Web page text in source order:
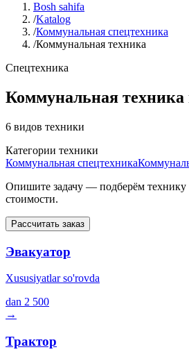
Bosh sahifa
/Katalog
/Коммунальная спецтехника
/Коммунальная техника
Спецтехника
Коммунальная техника
6 видов техники
Категории техники
Коммунальная спецтехника
Опишите задачу — подберём
стоимости.
Рассчитать заказ
Эвакуатор
Xususiyatlar so'rovda
dan 2 500
→
Трактор